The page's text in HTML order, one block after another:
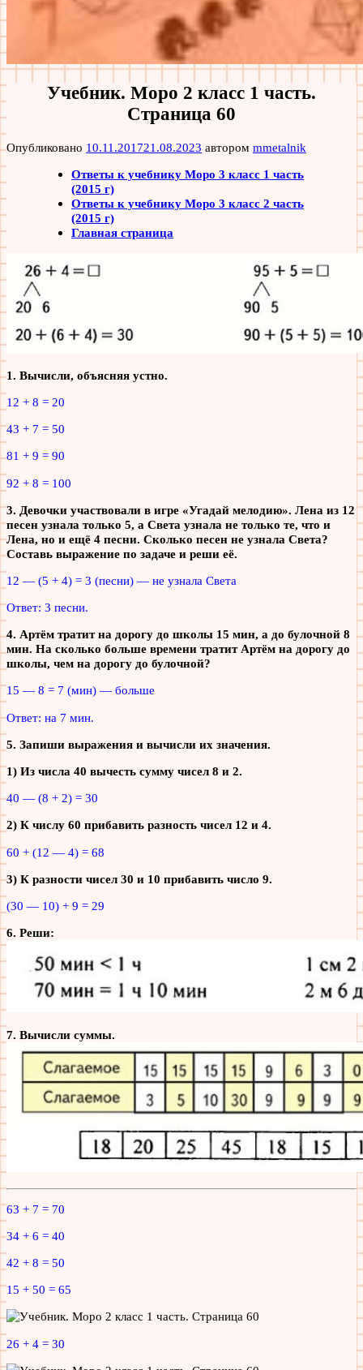
Учебник. Моро 2 класс 1 часть.
Страница 60
Опубликовано 10.11.201721.08.2023 автором mmetalnik
Ответы к учебнику Моро 3 класс 1 часть
(2015 г)
Ответы к учебнику Моро 3 класс 2 часть
(2015 г)
Главная страница
1. Вычисли, объясняя устно.
12 + 8 = 20
43 + 7 = 50
81 + 9 = 90
92 + 8 = 100
3. Девочки участвовали в игре «Угадай мелодию». Лена из 12
песен узнала только 5, а Света узнала не только те, что и
Лена, но и ещё 4 песни. Сколько песен не узнала Света?
Составь выражение по задаче и реши её.
12 — (5 + 4) = 3 (песни) — не узнала Света
Ответ: 3 песни.
4. Артём тратит на дорогу до школы 15 мин, а до булочной 8
мин. На сколько больше времени тратит Артём на дорогу до
школы, чем на дорогу до булочной?
15 — 8 = 7 (мин) — больше
Ответ: на 7 мин.
5. Запиши выражения и вычисли их значения.
1) Из числа 40 вычесть сумму чисел 8 и 2.
40 — (8 + 2) = 30
2) К числу 60 прибавить разность чисел 12 и 4.
60 + (12 — 4) = 68
3) К разности чисел 30 и 10 прибавить число 9.
(30 — 10) + 9 = 29
6. Реши:
7. Вычисли суммы.
63 + 7 = 70
34 + 6 = 40
42 + 8 = 50
15 + 50 = 65
26 + 4 = 30